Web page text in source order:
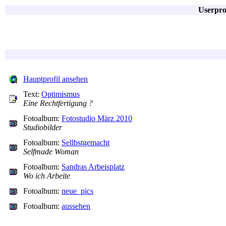
Hauptprofil ansehen
Text: Optimismus
Eine Rechtfertigung ?
Fotoalbum: Fotostudio März 2010
Studiobilder
Fotoalbum: Sellbstgemacht
Selfmade Woman
Fotoalbum: Sandras Arbeisplatz
Wo ich Arbeite
Fotoalbum: neue_pics
Fotoalbum: aussehen